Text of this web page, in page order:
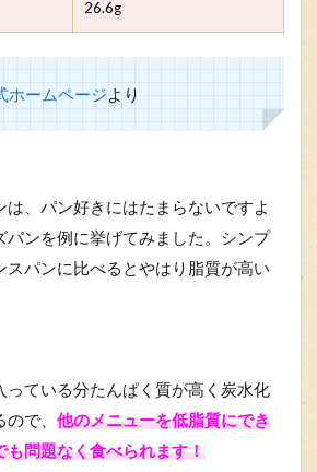
26.6g
ホームページより
、パン好きにはたまらないですよ
パンを例に挙げてみました。シンプ
スパンに比べるとやはり脂質が高い
っている分たんぱく質が高く炭水化
で、 他のメニューを低脂質にでき
も問題なく食べられます！